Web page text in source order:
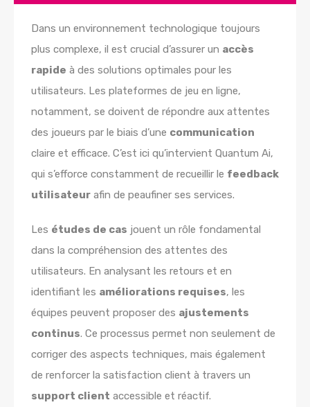
Dans un environnement technologique toujours
plus complexe, il est crucial d’assurer un accès
rapide à des solutions optimales pour les
utilisateurs. Les plateformes de jeu en ligne,
notamment, se doivent de répondre aux attentes
des joueurs par le biais d’une communication
claire et efficace. C’est ici qu’intervient Quantum Ai,
qui s’efforce constamment de recueillir le feedback
utilisateur afin de peaufiner ses services.
Les études de cas jouent un rôle fondamental
dans la compréhension des attentes des
utilisateurs. En analysant les retours et en
identifiant les améliorations requises, les
équipes peuvent proposer des ajustements
continus. Ce processus permet non seulement de
corriger des aspects techniques, mais également
de renforcer la satisfaction client à travers un
support client accessible et réactif.